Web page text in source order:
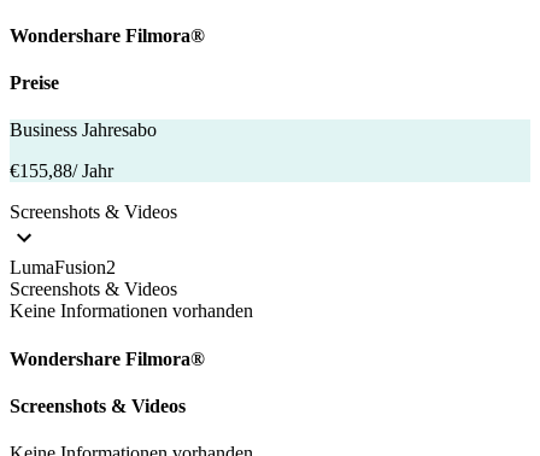
Wondershare Filmora®
Preise
Business Jahresabo
€155,88/ Jahr
Screenshots & Videos
LumaFusion2
Screenshots & Videos
Keine Informationen vorhanden
Wondershare Filmora®
Screenshots & Videos